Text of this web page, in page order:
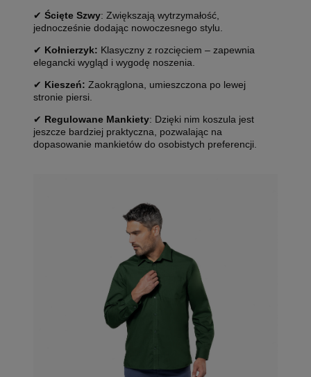
✔ Ścięte Szwy: Zwiększają wytrzymałość,
jednocześnie dodając nowoczesnego stylu.
✔ Kołnierzyk: Klasyczny z rozcięciem – zapewnia
elegancki wygląd i wygodę noszenia.
✔ Kieszeń: Zaokrąglona, umieszczona po lewej
stronie piersi.
✔ Regulowane Mankiety: Dzięki nim koszula jest
jeszcze bardziej praktyczna, pozwalając na
dopasowanie mankietów do osobistych preferencji.